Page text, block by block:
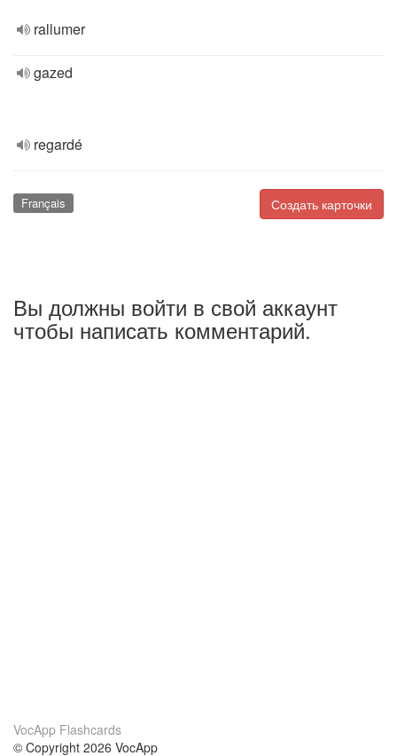
rallumer
gazed
regardé
Создать карточки
Français
Вы должны войти в свой аккаунт
чтобы написать комментарий.
VocApp Flashcards
© Copyright 2026 VocApp